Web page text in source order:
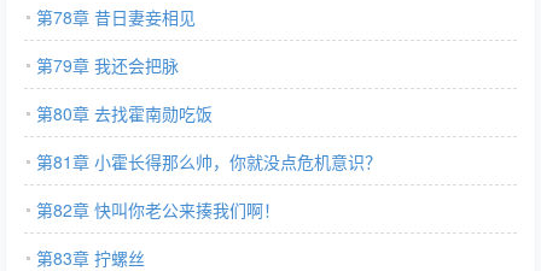
第78章 昔日妻妾相见
第79章 我还会把脉
第80章 去找霍南勋吃饭
第81章 小霍长得那么帅，你就没点危机意识？
第82章 快叫你老公来揍我们啊！
第83章 拧螺丝